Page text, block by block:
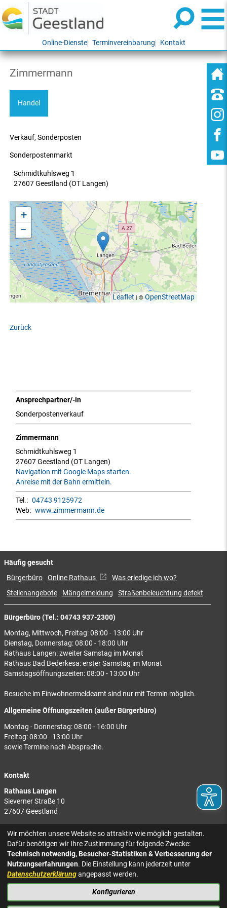
Online-Dienste Terminvereinbarung Kontakt
Zimmermann
Handel
Verkauf, Sonderposten
Sonderpostenmarkt
Schmidtkuhlsweg 1
27607 Geestland (OT Langen)
+
−
Leaflet | ©OpenStreetMap
Zurück
Ansprechpartner/-in
Sonderpostenverkauf
Zimmermann
Schmidtkuhlsweg 1
27607 Geestland (OT Langen)
Navigation mit Google Maps starten.
Anreise mit der Bahn ermitteln.
Tel.: 04743 9125972
Web: www.zimmermann.de
Bürgerbüro (Tel.: 04743 937-2300)
Montag, Mittwoch, Freitag: 08:00 - 13:00 Uhr
Dienstag, Donnerstag: 08:00 - 18:00 Uhr
Rathaus Langen: zweiter Samstag im Monat
Rathaus Bad Bederkesa: erster Samstag im Monat
Samstagsöffnungszeiten: 08:00 - 13:00 Uhr
Besuche im Einwohnermeldeamt sind nur mit Termin möglich.
Allgemeine Öffnungszeiten (außer Bürgerbüro)
Montag - Donnerstag: 08:00 - 16:00 Uhr
Freitag: 08:00 - 13:00 Uhr
sowie Termine nach Absprache.
Kontakt
Rathaus Langen
Sieverner Straße 10
27607 Geestland
Rathaus Bad Bederkesa
Am Markt 8
27624 Geestland
Tel.: 04743 937-2300
Häufig gesucht
Bürgerbüro Online Rathaus
Was erledige ich wo?
Stellenangebote
Mängelmeldung Straßenbeleuchtung defekt
KONTAKT
NACH OBEN
Wir möchten unsere Website so attraktiv wie möglich gestalten.
Dafür benötigen wir Ihre Zustimmung für folgende Zwecke:
Technisch notwendig, Besucher-Statistiken & Verbesserung der
Nutzungserfahrungen. Die Einstellung kann jederzeit unter
Datenschutzerklärungangepasst werden.
Konfigurieren